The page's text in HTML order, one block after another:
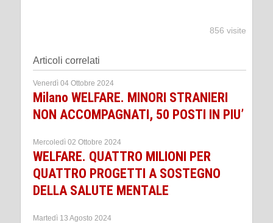
856 visite
Articoli correlati
Venerdì 04 Ottobre 2024
Milano WELFARE. MINORI STRANIERI
NON ACCOMPAGNATI, 50 POSTI IN PIU’
Mercoledì 02 Ottobre 2024
WELFARE. QUATTRO MILIONI PER
QUATTRO PROGETTI A SOSTEGNO
DELLA SALUTE MENTALE
Martedì 13 Agosto 2024